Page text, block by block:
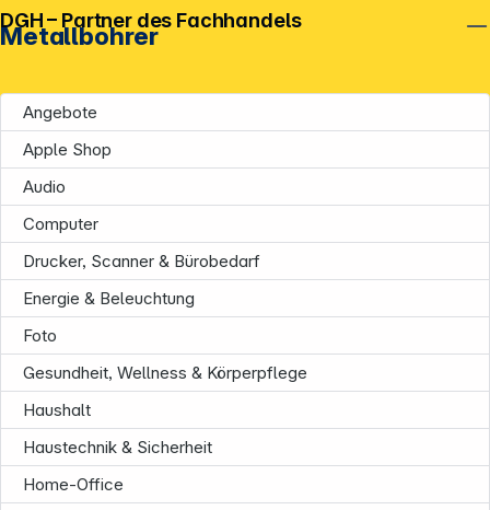
Metallbohrer
Angebote
Apple Shop
Audio
Computer
Drucker, Scanner & Bürobedarf
Energie & Beleuchtung
Foto
Gesundheit, Wellness & Körperpflege
Haushalt
Haustechnik & Sicherheit
Home-Office
DGH – Partner des Fachhandels